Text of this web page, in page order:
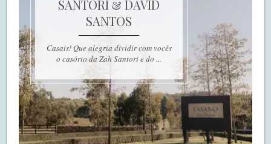
SANTORI & DAVID
SANTOS
Casais! Que alegria dividir com vocês
o casório da Zah Santori e do ...